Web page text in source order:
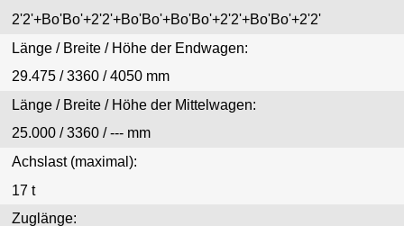
2'2'+Bo'Bo'+2'2'+Bo'Bo'+Bo'Bo'+2'2'+Bo'Bo'+2'2'
Länge / Breite / Höhe der Endwagen:
29.475 / 3360 / 4050 mm
Länge / Breite / Höhe der Mittelwagen:
25.000 / 3360 / --- mm
Achslast (maximal):
17 t
Zuglänge: